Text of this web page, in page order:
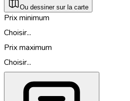
Ou dessiner sur la carte
Prix minimum
Choisir...
Prix maximum
Choisir...